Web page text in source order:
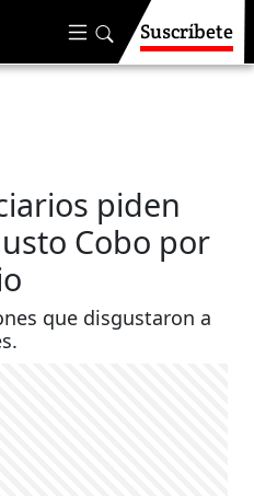
Suscríbete
piden
Cobo por
que disgustaron a